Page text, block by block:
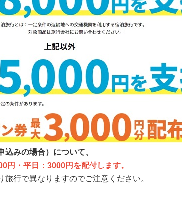
みの場合）について、
円・平日：3000円を配付します。
行で異なりますのでご注意ください。